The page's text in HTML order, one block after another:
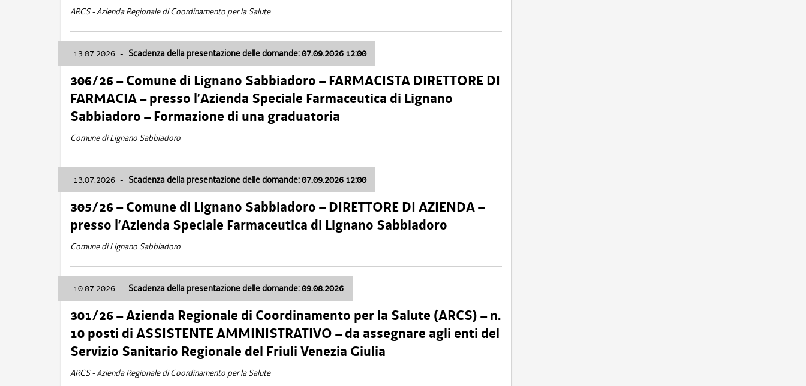
ARCS - Azienda Regionale di Coordinamento per la Salute
13.07.2026 - Scadenza della presentazione delle domande: 07.09.2026 12:00
306/26 – Comune di Lignano Sabbiadoro – FARMACISTA DIRETTORE DI
FARMACIA – presso l’Azienda Speciale Farmaceutica di Lignano
Sabbiadoro – Formazione di una graduatoria
Comune di Lignano Sabbiadoro
13.07.2026 - Scadenza della presentazione delle domande: 07.09.2026 12:00
305/26 – Comune di Lignano Sabbiadoro – DIRETTORE DI AZIENDA –
presso l’Azienda Speciale Farmaceutica di Lignano Sabbiadoro
Comune di Lignano Sabbiadoro
10.07.2026 - Scadenza della presentazione delle domande: 09.08.2026
301/26 – Azienda Regionale di Coordinamento per la Salute (ARCS) – n.
10 posti di ASSISTENTE AMMINISTRATIVO – da assegnare agli enti del
Servizio Sanitario Regionale del Friuli Venezia Giulia
ARCS - Azienda Regionale di Coordinamento per la Salute